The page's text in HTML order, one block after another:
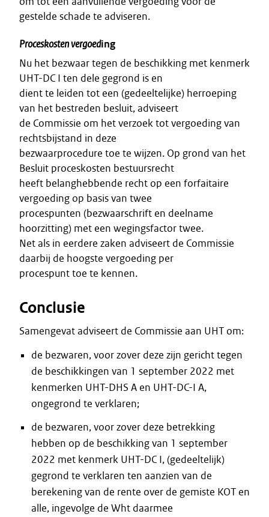
gestelde schade te adviseren.
Proceskosten vergoeding
Nu het bezwaar tegen de beschikking met kenmerk
UHT-DC I ten dele gegrond is en
dient te leiden tot een (gedeeltelijke) herroeping
van het bestreden besluit, adviseert
de Commissie om het verzoek tot vergoeding van
rechtsbijstand in deze
bezwaarprocedure toe te wijzen. Op grond van het
Besluit proceskosten bestuursrecht
heeft belanghebbende recht op een forfaitaire
vergoeding op basis van twee
procespunten (bezwaarschrift en deelname
hoorzitting) met een wegingsfactor twee.
Net als in eerdere zaken adviseert de Commissie
daarbij de hoogste vergoeding per
procespunt toe te kennen.
Conclusie
Samengevat adviseert de Commissie aan UHT om:
de bezwaren, voor zover deze zijn gericht tegen
de beschikkingen van 1 september 2022 met
kenmerken UHT-DHS A en UHT-DC-I A,
ongegrond te verklaren;
de bezwaren, voor zover deze betrekking
hebben op de beschikking van 1 september
2022 met kenmerk UHT-DC I, (gedeeltelijk)
gegrond te verklaren ten aanzien van de
berekening van de rente over de gemiste KOT en
alle, ingevolge de Wht daarmee